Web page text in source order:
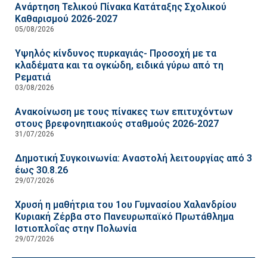
Ανάρτηση Τελικού Πίνακα Κατάταξης Σχολικού
Καθαρισμού 2026-2027
05/08/2026
Υψηλός κίνδυνος πυρκαγιάς- Προσοχή με τα
κλαδέματα και τα ογκώδη, ειδικά γύρω από τη
Ρεματιά
03/08/2026
Ανακοίνωση με τους πίνακες των επιτυχόντων
στους βρεφονηπιακούς σταθμούς 2026-2027
31/07/2026
Δημοτική Συγκοινωνία: Αναστολή λειτουργίας από 3
έως 30.8.26
29/07/2026
Χρυσή η μαθήτρια του 1ου Γυμνασίου Χαλανδρίου
Κυριακή Ζέρβα στο Πανευρωπαϊκό Πρωτάθλημα
Ιστιοπλοΐας στην Πολωνία
29/07/2026